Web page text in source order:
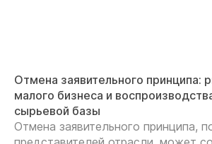
Отмена заявительного принципа:
малого бизнеса и
сырьевой базы
Отмена заявительного принципа,